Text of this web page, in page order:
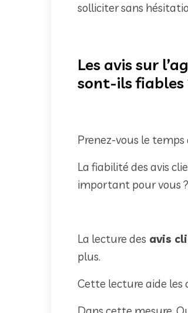
solliciter sans
Les avis sur
sont-ils fiables
Prenez-vous le temps
La fiabilité des avis
important pour vous ?
La lecture des avis
plus.
Cette lecture aide les